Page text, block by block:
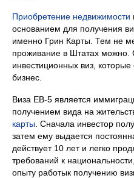
Приобретение недвижимости
основанием для получения
именно Грин Карты. Тем не
проживание в Штатах можно.
инвестиционных виз,
бизнес.
Виза EB-5 является
получением вида на
карты . Сначала инвестор
затем ему выдается
действует 10 лет и легко
требований к
опыту работык получению